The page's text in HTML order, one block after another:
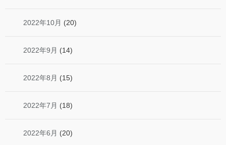
2022年10月 (20)
2022年9月 (14)
2022年8月 (15)
2022年7月 (18)
2022年6月 (20)